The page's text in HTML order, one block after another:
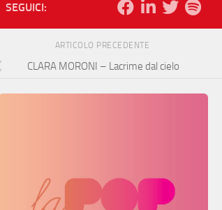
SEGUICI:
ARTICOLO PRECEDENTE
CLARA MORONI – Lacrime dal cielo